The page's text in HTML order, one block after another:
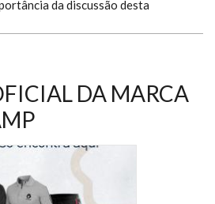
da discussão desta
DA MARCA